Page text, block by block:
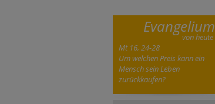
Evangelium
von heute
Mt 16, 24-28
Um welchen Preis kann ein
Mensch sein Leben
zurückkaufen?